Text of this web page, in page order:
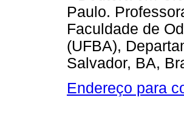
Paulo.
Faculdade de
(UFBA),
Salvador, BA,
Endereço para